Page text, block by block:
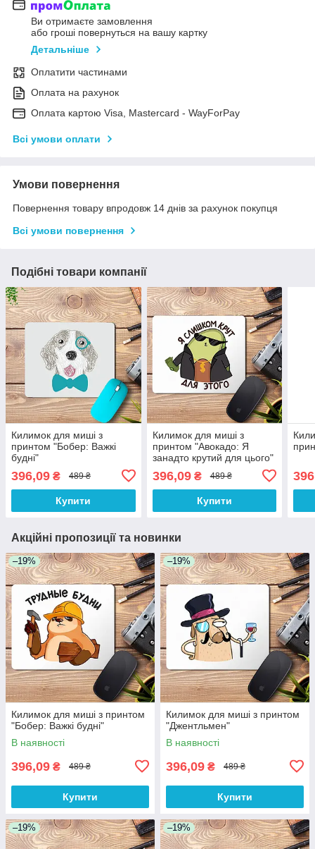
Ви отримаєте замовлення
або гроші повернуться на вашу картку
Детальніше
Оплатити частинами
Оплата на рахунок
Оплата картою Visa, Mastercard - WayForPay
Всі умови оплати
Умови повернення
Повернення товару впродовж 14 днів за рахунок покупця
Всі умови повернення
Подібні товари компанії
Килимок для миші з
принтом "Бобер: Важкі
будні"
396,09 ₴ 489 ₴
Купити
Килимок для миші з
принтом "Авокадо: Я
занадто крутий для цього"
396,09₴ 489 ₴
Купити
Акційні пропозиції та новинки
–19%
Килимок для миші з принтом
"Бобер: Важкі будні"
В наявності
396,09 ₴ 489 ₴
Купити
–19%
Килимок для миші з принтом
"Джентльмен"
В наявності
396,09 ₴ 489 ₴
Купити
–19% –19%